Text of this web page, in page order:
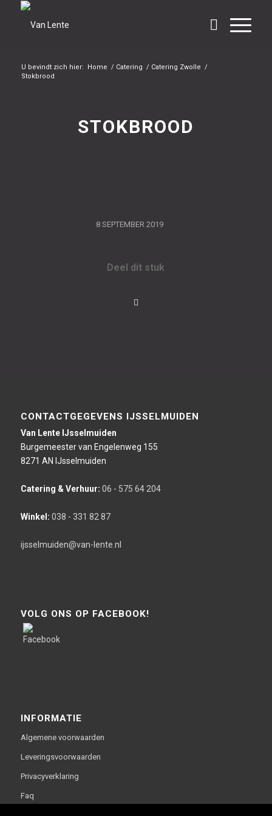
U bevindt zich hier: Home / Catering / Catering Zwolle /
Stokbrood
STOKBROOD
8 SEPTEMBER 2019
/
Deel dit stuk
CONTACTGEGEVENS IJSSELMUIDEN
Van Lente IJsselmuiden
Burgemeester van Engelenweg 155
8271 AN IJsselmuiden
Catering & Verhuur: 06 - 575 64 204
Winkel: 038 - 331 82 87
ijsselmuiden@van-lente.nl
VOLG ONS OP FACEBOOK!
INFORMATIE
Algemene voorwaarden
Leveringsvoorwaarden
Privacyverklaring
Faq